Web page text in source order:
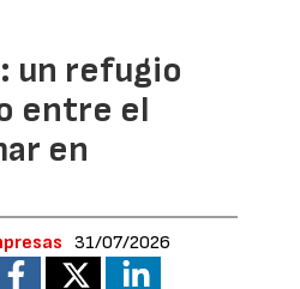
un refugio
entre el
en
31/07/2026